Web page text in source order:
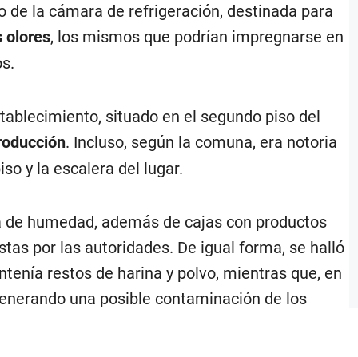
de la cámara de refrigeración, destinada para
olores, los mismos que podrían impregnarse en
situado en el segundo piso del
. Incluso, según la comuna, era notoria
y la escalera del lugar.
humedad, además de cajas con productos
por las autoridades. De igual forma, se halló
restos de harina y polvo, mientras que, en
una posible contaminación de los